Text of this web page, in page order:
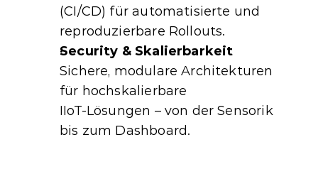
(CI/CD) für automatisierte und
reproduzierbare Rollouts.
Security & Skalierbarkeit
Sichere, modulare Architekturen
für hochskalierbare
IIoT‑Lösungen – von der Sensorik
bis zum Dashboard.